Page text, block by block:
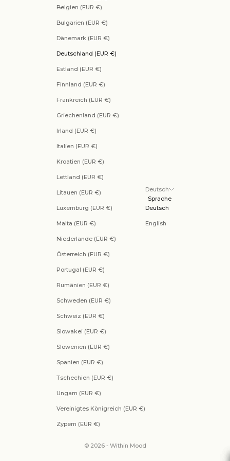
Belgien (EUR €)
Bulgarien (EUR €)
Dänemark (EUR €)
Deutschland (EUR €)
Estland (EUR €)
Finnland (EUR €)
Frankreich (EUR €)
Griechenland (EUR €)
Irland (EUR €)
Italien (EUR €)
Kroatien (EUR €)
Lettland (EUR €)
Litauen (EUR €)
Luxemburg (EUR €)
Malta (EUR €)
Niederlande (EUR €)
Österreich (EUR €)
Portugal (EUR €)
Rumänien (EUR €)
Schweden (EUR €)
Schweiz (EUR €)
Slowakei (EUR €)
Slowenien (EUR €)
Spanien (EUR €)
Tschechien (EUR €)
Ungarn (EUR €)
Vereinigtes Königreich (EUR €)
Zypern (EUR €)
Deutsch
Sprache
Deutsch
English
© 2026 - Within Mood